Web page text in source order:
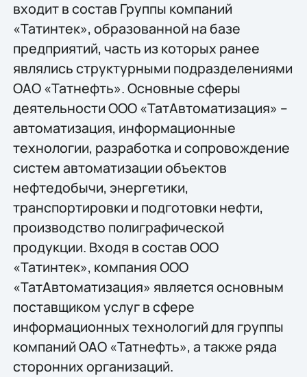
входит в состав Группы компаний
«Татинтек», образованной на базе
предприятий, часть из которых ранее
являлись структурными подразделениями
ОАО «Татнефть». Основные сферы
деятельности ООО «ТатАвтоматизация» –
автоматизация, информационные
технологии, разработка и сопровождение
систем автоматизации объектов
нефтедобычи, энергетики,
транспортировки и подготовки нефти,
производство полиграфической
продукции. Входя в состав ООО
«Татинтек», компания ООО
«ТатАвтоматизация» является основным
поставщиком услуг в сфере
информационных технологий для группы
компаний ОАО «Татнефть», а также ряда
сторонних организаций.